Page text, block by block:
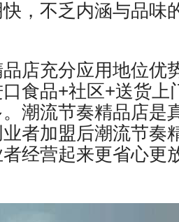
，不乏内涵与品味
店充分应用地位优
食品+社区+送货上
潮流节奏精品店是
者加盟后潮流节奏
经营起来更省心更